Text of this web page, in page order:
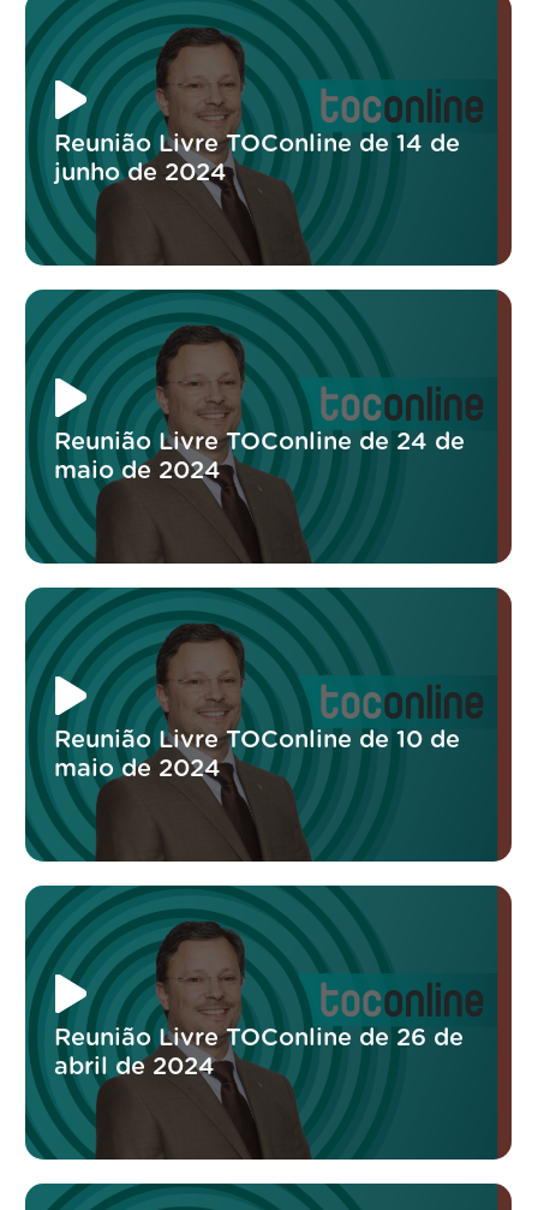
Reunião Livre TOConline de 14 de
junho de 2024
Reunião Livre TOConline de 24 de
maio de 2024
Reunião Livre TOConline de 10 de
maio de 2024
Reunião Livre TOConline de 26 de
abril de 2024